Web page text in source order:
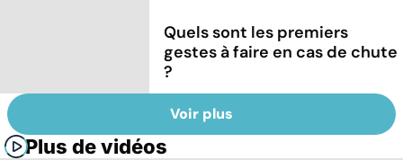
Quels sont les premiers
gestes à faire en cas de chute
?
Voir plus
Plus de vidéos